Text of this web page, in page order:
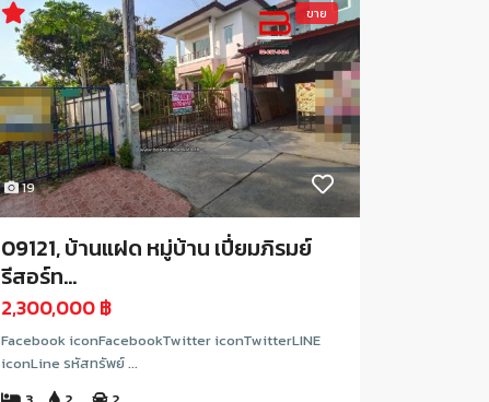
19
ขาย
09121, บ้านแฝด หมู่บ้าน เปี่ยมภิรมย์
รีสอร์ท...
2,300,000 ฿
Facebook iconFacebookTwitter iconTwitterLINE
iconLine รหัสทรัพย์ ...